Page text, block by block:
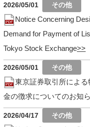
2026/05/01
Notice Concerning
Demand for Payment of
Tokyo Stock Exchange
2026/05/01
東京証券取引所によ
金の徴求についてのお知
2026/04/17